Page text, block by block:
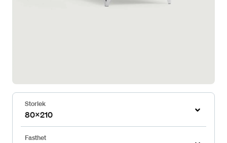
Storlek
80x210
Fasthet